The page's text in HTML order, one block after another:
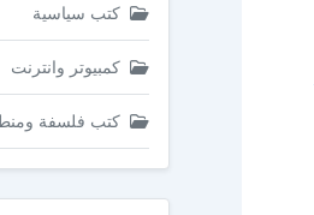
كتب سياسية
كمبيوتر وانترنت
كتب فلسفة